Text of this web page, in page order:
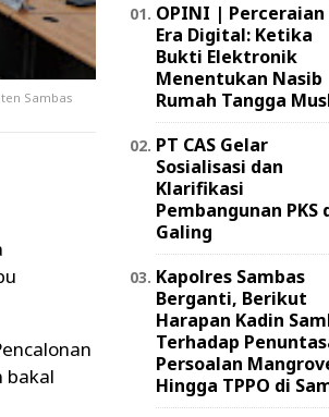
Sambas
bakal
OPINI | Perceraian
Era Digital: Ketika
Bukti Elektronik
Menentukan Nasib
Rumah Tangga
PT CAS Gelar
Sosialisasi dan
Klarifikasi
Pembangunan PKS
Galing
Kapolres Sambas
Berganti, Berikut
Harapan Kadin
Terhadap
Persoalan
Hingga TPPO di